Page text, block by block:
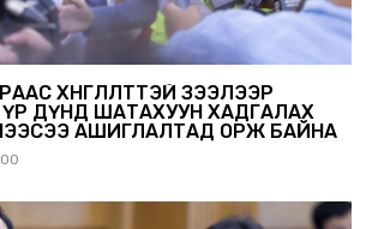
ЗЭЭЛЭЭР
ХАДГАЛАХ
АШИГЛАЛТАД ОРЖ БАЙНА